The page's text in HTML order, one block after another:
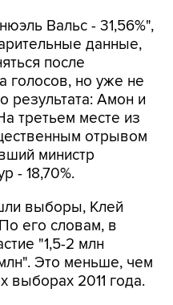
Вальс - 31,56%",
данные,
после
голосов, но уже не
результата: Амон и
третьем месте из
отрывом
министр
- 18,70%.
выборы, Клей
его словам, в
"1,5-2 млн
Это меньше, чем
выборах 2011 года.